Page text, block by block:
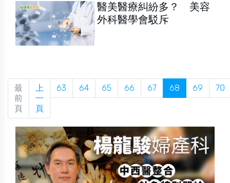
醫美醫療糾紛多？ 美容
外科醫學會駁斥
最
前
頁
上
一
頁
63 64 65 66 67 68 69 70